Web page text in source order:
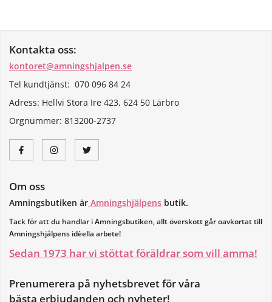
Kontakta oss:
kontoret@amningshjalpen.se
Tel kundtjänst: 070 096 84 24
Adress: Hellvi Stora Ire 423, 624 50 Lärbro
Orgnummer: 813200-2737
Om oss
Amningsbutiken är Amningshjälpens butik.
Tack för att du handlar i Amningsbutiken, allt överskott går oavkortat till
Amningshjälpens idèella arbete!
Sedan 1973 har vi stöttat föräldrar som vill amma!
Prenumerera på nyhetsbrevet för våra
bästa erbjudanden och nyheter!